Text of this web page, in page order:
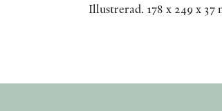
Illustrerad. 178 x 249 x 37